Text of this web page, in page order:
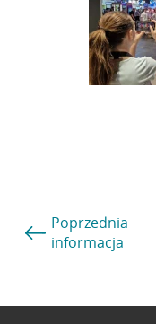
Poprzednia
informacja